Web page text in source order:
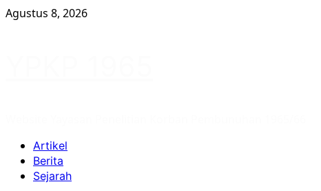
Skip
Agustus 8, 2026
Primary
Menu
Artikel
Berita
Sejarah